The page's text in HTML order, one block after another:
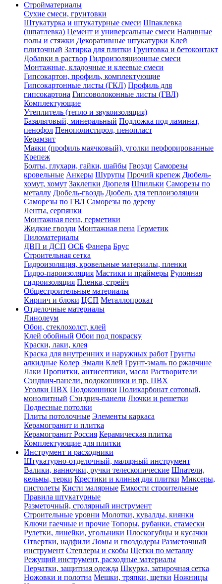
Стройматериалы
Сухие смеси, грунтовки
Штукатурка и штукатурные смеси Шпаклевка
(шпатлевка) Цемент и универсальные смеси Наливные
полы и стяжки Декоративные штукатурки Клей
плиточный Затирка для плитки Грунтовка и бетоконтакт
Добавки в раствор Гидроизоляционные смеси
Монтажные, кладочные и клеевые смеси
Гипсокартон, профиль, комплектующие
Гипсокартонные листы (ГКЛ) Профиль для
гипсокартона Гипсоволоконные листы (ГВЛ)
Комплектующие
Утеплитель (тепло и звукоизоляция)
Базальтовый, минеральный Подложка под ламинат,
пенофол Пенополистирол, пенопласт
Керамзит
Маяки (профиль маячковый), уголки перфорированные
Крепеж
Болты, глухари, гайки, шайбы Гвозди Саморезы
кровельные Анкеры Шурупы Прочий крепеж Дюбель-
хомут, хомут Заклепки Дюпеля Шпильки Саморезы по
металлу Дюбель-гвоздь Дюбель для теплоизоляции
Саморезы по ГВЛ Саморезы по дереву
Ленты, серпянки
Монтажная пена, герметики
Жидкие гвозди Монтажная пена Герметик
Пиломатериалы
ДВП и ДСП ОСБ Фанера Брус
Строительная сетка
Гидроизоляция, кровельные материалы, пленки
Гидро-пароизоляция Мастики и праймеры Рулонная
гидроизоляция Пленка, стрейч
Общестроительные материалы
Кирпич и блоки ЦСП Металлопрокат
Отделочные материалы
Линолеум
Обои, стеклохолст, клей
Клей обойный Обои под покраску
Краски, лаки, клея
Краска для внутренних и наружных работ Грунты
алкидные Колер Эмали Клей Грунт-эмаль по ржавчине
Лаки Пропитки, антисептики, масла Растворители
Сэндвич-панели, подоконники и пр. ПВХ
Уголки ПВХ Подоконники Поликарбонат сотовый,
монолитный Сэндвич-панели Лючки и решетки
Подвесные потолки
Плиты потолочные Элементы каркаса
Керамогранит и плитка
Керамогранит Россия Керамическая плитка
Комплектующие для плитки
Инструмент и расходники
Штукатурно-отделочный, малярный инструмент
Валики, ванночки, ручки телескопические Шпатели,
кельмы, терки Крестики и клинья для плитки Миксеры,
пистолеты Кисти малярные Емкости строительные
Правила штукатурные
Разметочный, столярный инструмент
Строительные уровни Молотки, кувалды, киянки
Ключи гаечные и прочие Топоры, рубанки, стамески
Рулетки, линейки, угольники Плоскогубцы и кусачки
Отвертки, надфили Ломы и гвоздодеры Разметочный
инструмент Степлеры и скобы Щетки по металлу
Режущий инструмент, расходные материалы
Перчатки, защитная одежда Шкурка, затирочная сетка
Ножовки и полотна Мешки, тряпки, щетки Ножницы